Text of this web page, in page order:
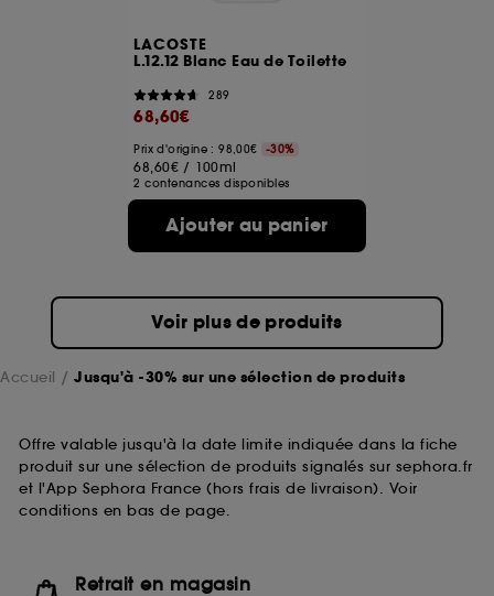
LACOSTE
L.12.12 Blanc Eau de Toilette
289
68,60€
Prix d'origine : 98,00€ -30%
68,60€ / 100ml
2 contenances disponibles
Ajouter au panier
Voir plus de produits
Accueil Jusqu'à -30% sur une sélection de produits
Offre valable jusqu'à la date limite indiquée dans la fiche
produit sur une sélection de produits signalés sur sephora.fr
et l'App Sephora France (hors frais de livraison). Voir
conditions en bas de page.
Retrait en magasin